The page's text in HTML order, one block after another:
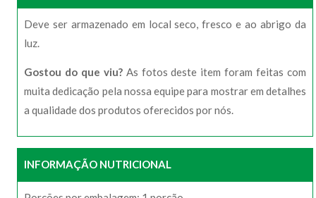
Deve ser armazenado em local seco, fresco e ao abrigo da
luz.
Gostou do que viu?As fotos deste item foram feitas com
muita dedicação pela nossa equipe para mostrar em detalhes
a qualidade dos produtos oferecidos por nós.
INFORMAÇÃO NUTRICIONAL